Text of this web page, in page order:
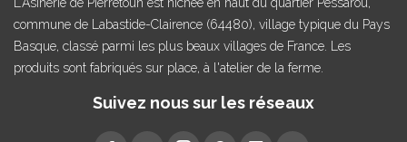
commune de Labastide-Clairence (64480), village typique du Pays
Basque, classé parmi les plus beaux villages de France. Les
produits sont fabriqués sur place, à l'atelier de la ferme.
Suivez nous sur les réseaux